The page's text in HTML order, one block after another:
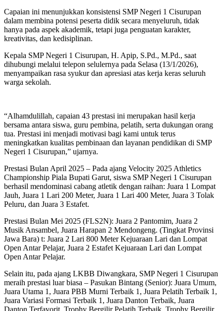
Capaian ini menunjukkan konsistensi SMP Negeri 1 Cisurupan
dalam membina potensi peserta didik secara menyeluruh, tidak
hanya pada aspek akademik, tetapi juga penguatan karakter,
kreativitas, dan kedisiplinan.
Kepala SMP Negeri 1 Cisurupan, H. Apip, S.Pd., M.Pd., saat
dihubungi melalui telepon selulernya pada Selasa (13/1/2026),
menyampaikan rasa syukur dan apresiasi atas kerja keras seluruh
warga sekolah.
“Alhamdulillah, capaian 43 prestasi ini merupakan hasil kerja
bersama antara siswa, guru pembina, pelatih, serta dukungan orang
tua. Prestasi ini menjadi motivasi bagi kami untuk terus
meningkatkan kualitas pembinaan dan layanan pendidikan di SMP
Negeri 1 Cisurupan,” ujarnya.
Prestasi Bulan April 2025 – Pada ajang Velocity 2025 Athletics
Championship Piala Bupati Garut, siswa SMP Negeri 1 Cisurupan
berhasil mendominasi cabang atletik dengan raihan: Juara 1 Lompat
Jauh, Juara 1 Lari 200 Meter, Juara 1 Lari 400 Meter, Juara 3 Tolak
Peluru, dan Juara 3 Estafet.
Prestasi Bulan Mei 2025 (FLS2N): Juara 2 Pantomim, Juara 2
Musik Ansambel, Juara Harapan 2 Mendongeng. (Tingkat Provinsi
Jawa Bara) t: Juara 2 Lari 800 Meter Kejuaraan Lari dan Lompat
Open Antar Pelajar, Juara 2 Estafet Kejuaraan Lari dan Lompat
Open Antar Pelajar.
Selain itu, pada ajang LKBB Diwangkara, SMP Negeri 1 Cisurupan
meraih prestasi luar biasa – Pasukan Bintang (Senior): Juara Umum,
Juara Utama 1, Juara PBB Murni Terbaik 1, Juara Pelatih Terbaik 1,
Juara Variasi Formasi Terbaik 1, Juara Danton Terbaik, Juara